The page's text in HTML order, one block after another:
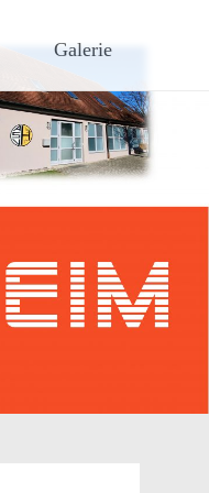
Galerie